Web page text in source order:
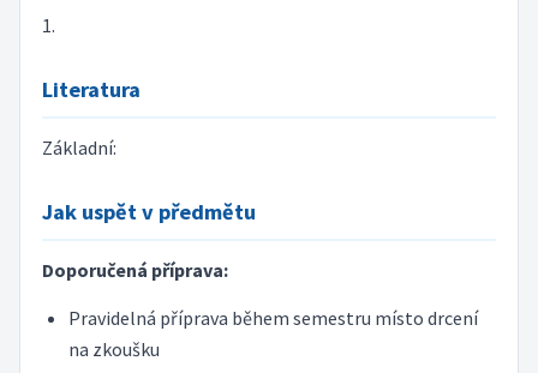
1.
Literatura
Základní:
Jak uspět v předmětu
Doporučená příprava:
Pravidelná příprava během semestru místo drcení
na zkoušku